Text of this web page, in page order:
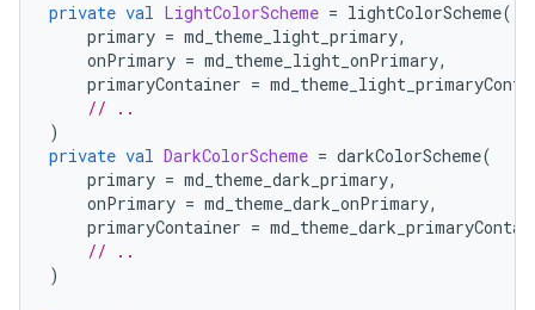
private val LightColorScheme = lightColorScheme(
primary = md_theme_light_primary,
onPrimary = md_theme_light_onPrimary,
primaryContainer =
// ..
)
private val DarkColorScheme = darkColorScheme(
primary = md_theme_dark_primary,
onPrimary = md_theme_dark_onPrimary,
primaryContainer =
// ..
)